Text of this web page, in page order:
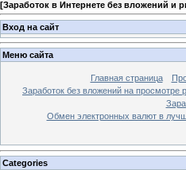
[Заработок в Интернете без вложений и
Вход на сайт
Меню сайта
Главная страница
Заработок без вложений на просмотре
Обмен электронных валют в
Categories